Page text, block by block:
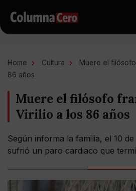
Home Cultura
Muere el
86 años
Muere el filósofo
Virilio a los 86 años
Según informa la familia, el 10
sufrió un paro cardiaco que